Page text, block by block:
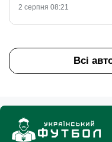
2 серпня 08:21
Всі